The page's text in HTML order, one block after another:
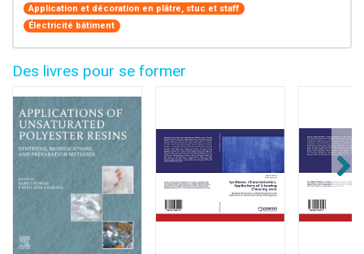
Application et décoration en plâtre, stuc et staff
Électricité bâtiment
Des livres pour se former